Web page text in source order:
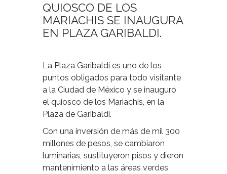
QUIOSCO DE LOS
MARIACHIS SE INAUGURA
EN PLAZA GARIBALDI.
La Plaza Garibaldi es uno de los
puntos obligados para todo visitante
a la Ciudad de México y se inauguró
el quiosco de los Mariachis, en la
Plaza de Garibaldi.
Con una inversión de más de mil 300
millones de pesos, se cambiaron
luminarias, sustituyeron pisos y dieron
mantenimiento a las áreas verdes